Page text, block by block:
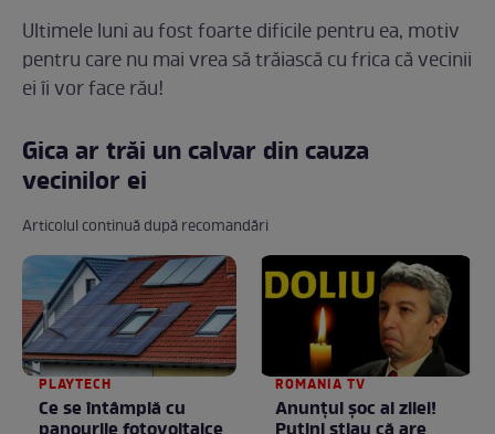
Ultimele luni au fost foarte dificile pentru ea, motiv
pentru care nu mai vrea să trăiască cu frica că vecinii
ei îi vor face rău!
Gica ar trăi un calvar din cauza
vecinilor ei
Articolul continuă după recomandări
PLAYTECH
Ce se întâmplă cu
ROMANIA TV
Anunţul şoc al zilei!